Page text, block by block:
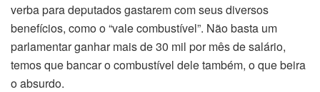
verba para deputados gastarem com seus diversos
benefícios, como o “vale combustível”. Não basta um
parlamentar ganhar mais de 30 mil por mês de salário,
temos que bancar o combustível dele também, o que beira
o absurdo.